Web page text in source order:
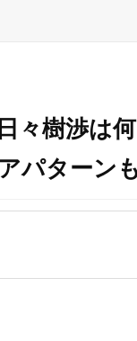
々樹渉は
パターン